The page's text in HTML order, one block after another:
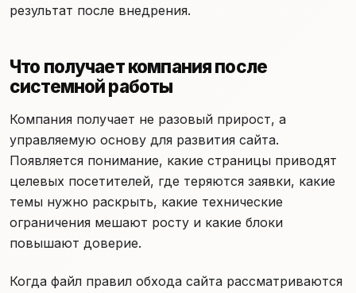
результат после внедрения.
Что получает компания после
системной работы
Компания получает не разовый прирост, а
управляемую основу для развития сайта.
Появляется понимание, какие страницы приводят
целевых посетителей, где теряются заявки, какие
темы нужно раскрыть, какие технические
ограничения мешают росту и какие блоки
повышают доверие.
Когда файл правил обхода сайта рассматриваются